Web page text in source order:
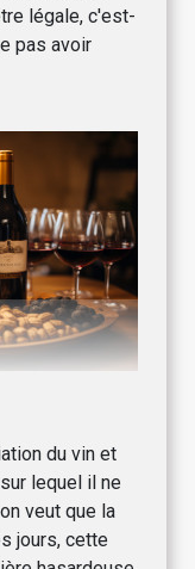
légale, c'est-
pas avoir
du vin et
lequel il ne
veut que la
jours, cette